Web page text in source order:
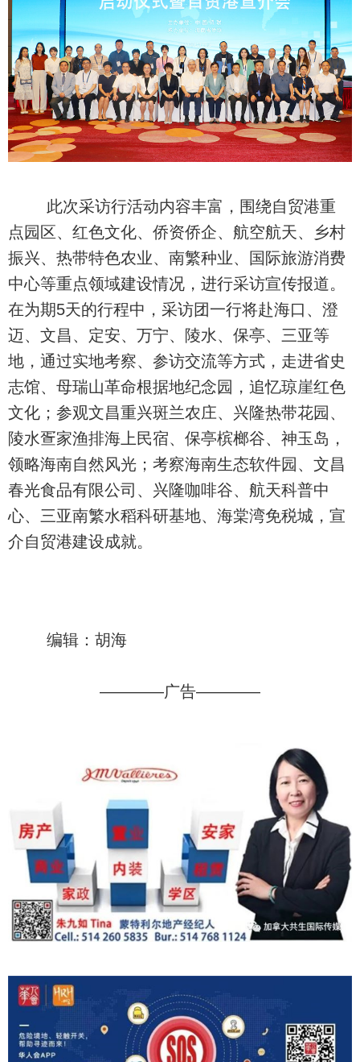
此次采访行活动内容丰富，围绕自贸港重
点园区、红色文化、侨资侨企、航空航天、乡村
振兴、热带特色农业、南繁种业、国际旅游消费
中心等重点领域建设情况，进行采访宣传报道。
在为期5天的行程中，采访团一行将赴海口、澄
迈、文昌、定安、万宁、陵水、保亭、三亚等
地，通过实地考察、参访交流等方式，走进省史
志馆、母瑞山革命根据地纪念园，追忆琼崖红色
文化；参观文昌重兴斑兰农庄、兴隆热带花园、
陵水疍家渔排海上民宿、保亭槟榔谷、神玉岛，
领略海南自然风光；考察海南生态软件园、文昌
春光食品有限公司、兴隆咖啡谷、航天科普中
心、三亚南繁水稻科研基地、海棠湾免税城，宣
介自贸港建设成就。
编辑：胡海
————广告————